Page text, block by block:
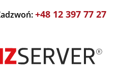
+48 12 397 77 27